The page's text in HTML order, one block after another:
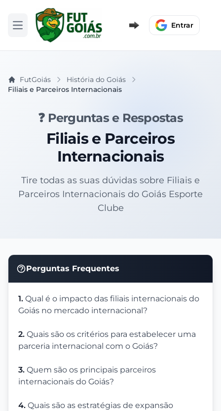
Abrir menu Entrar
FutGoiás
História do Goiás
Filiais e Parceiros Internacionais
❓ Perguntas e Respostas
Filiais e Parceiros
Internacionais
Tire todas as suas dúvidas sobre Filiais e
Parceiros Internacionais do Goiás Esporte
Clube
Perguntas Frequentes
1. Qual é o impacto das filiais internacionais do
Goiás no mercado internacional?
2. Quais são os critérios para estabelecer uma
parceria internacional com o Goiás?
3. Quem são os principais parceiros
internacionais do Goiás?
4. Quais são as estratégias de expansão